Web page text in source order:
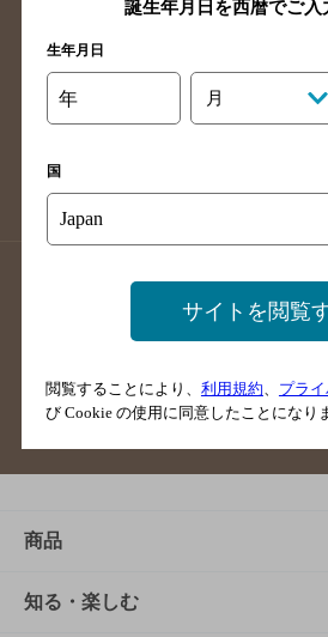
香川県のバー検索
愛媛
高知県のバー検索
長崎県のバー検索
佐
大分県のバー検索
熊本
沖縄県のバー
店舗登録方法のご案内
店舗情
掲載店舗様ログ
ご意見・ご
商品
商品TOP
知る・楽しむ
誕生年月日を西暦でご入
生年月日
年 月
国
サイトを閲覧
閲覧することにより、 利用規約 プラ
び Cookie の使用に同意したことになり